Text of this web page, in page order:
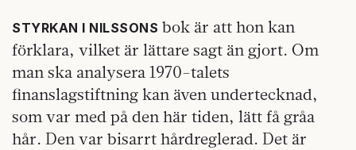
STYRKAN I NILSSONS bok är att hon kan
förklara, vilket är lättare sagt än gjort. Om
man ska analysera 1970-talets
finanslagstiftning kan även undertecknad,
som var med på den här tiden, lätt få gråa
hår. Den var bisarrt hårdreglerad. Det är